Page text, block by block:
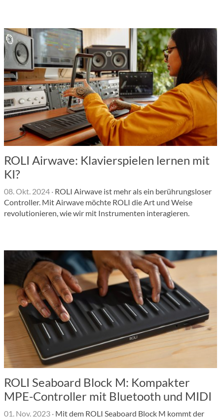
ROLI Airwave: Klavierspielen lernen mit
KI?
08. Okt. 2024 · ROLI Airwave ist mehr als ein berührungsloser
Controller. Mit Airwave möchte ROLI die Art und Weise
revolutionieren, wie wir mit Instrumenten interagieren.
ROLI Seaboard Block M: Kompakter
MPE-Controller mit Bluetooth und MIDI
01. Nov. 2023 · Mit dem ROLI Seaboard Block M kommt der